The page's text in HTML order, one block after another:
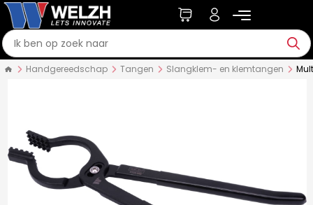
Handgereedschap Tangen Slangklem- en klemtangen